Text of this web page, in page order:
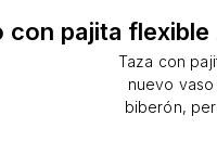
con pajita
Taza con
nuevo
biberón,